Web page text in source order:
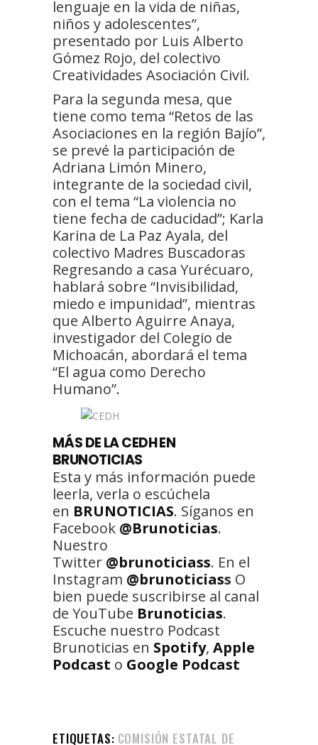
lenguaje en la vida de niñas,
niños y adolescentes”,
presentado por Luis Alberto
Gómez Rojo, del colectivo
Creatividades Asociación Civil.
Para la segunda mesa, que
tiene como tema “Retos de las
Asociaciones en la región Bajío”,
se prevé la participación de
Adriana Limón Minero,
integrante de la sociedad civil,
con el tema “La violencia no
tiene fecha de caducidad”; Karla
Karina de La Paz Ayala, del
colectivo Madres Buscadoras
Regresando a casa Yurécuaro,
hablará sobre “Invisibilidad,
miedo e impunidad”, mientras
que Alberto Aguirre Anaya,
investigador del Colegio de
Michoacán, abordará el tema
“El agua como Derecho
Humano”.
MÁS DE LA CEDH EN
BRUNOTICIAS
Esta y más información puede
leerla, verla o escúchela
en BRUNOTICIAS. Síganos en
Facebook @Brunoticias.
Nuestro
Twitter @brunoticiass. En el
Instagram @brunoticiass O
bien puede suscribirse al canal
de YouTube Brunoticias.
Escuche nuestro Podcast
Brunoticias en Spotify, Apple
Podcast o Google Podcast
ETIQUETAS: COMISIÓN ESTATAL DE